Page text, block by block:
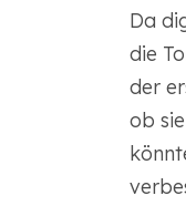
Da
die
der
ob